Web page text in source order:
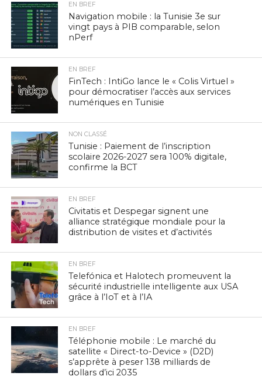
EN BREF
Navigation mobile : la Tunisie 3e sur
vingt pays à PIB comparable, selon
nPerf
EN BREF
FinTech : IntiGo lance le « Colis Virtuel »
pour démocratiser l’accès aux services
numériques en Tunisie
NON CLASSÉ
Tunisie : Paiement de l’inscription
scolaire 2026-2027 sera 100% digitale,
confirme la BCT
EN BREF
Civitatis et Despegar signent une
alliance stratégique mondiale pour la
distribution de visites et d’activités
EN BREF
Telefónica et Halotech promeuvent la
sécurité industrielle intelligente aux USA
grâce à l’IoT et à l’IA
EN BREF
Téléphonie mobile : Le marché du
satellite « Direct-to-Device » (D2D)
s’apprête à peser 138 milliards de
dollars d’ici 2035